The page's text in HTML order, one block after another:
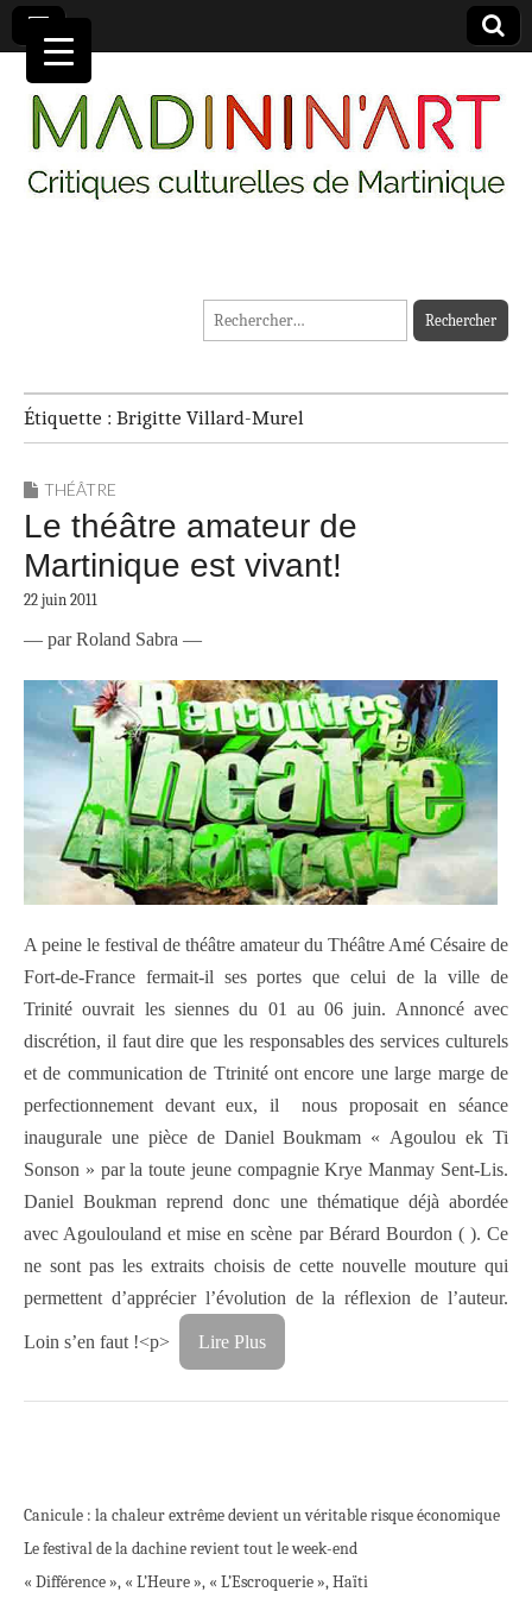
MADININ'ART
Rechercher :
Étiquette : Brigitte Villard-Murel
THÉÂTRE
Le théâtre amateur de
Martinique est vivant!
22 juin 2011
— par Roland Sabra —
A peine le festival de théâtre amateur du Théâtre Amé Césaire de
Fort-de-France fermait-il ses portes que celui de la ville de
Trinité ouvrait les siennes du 01 au 06 juin. Annoncé avec
discrétion, il faut dire que les responsables des services culturels
et de communication de Ttrinité ont encore une large marge de
perfectionnement devant eux, il nous proposait en séance
inaugurale une pièce de Daniel Boukmam « Agoulou ek Ti
Sonson » par la toute jeune compagnie Krye Manmay Sent-Lis.
Daniel Boukman reprend donc une thématique déjà abordée
avec Agoulouland et mise en scène par Bérard Bourdon ( ). Ce
ne sont pas les extraits choisis de cette nouvelle mouture qui
permettent d’apprécier l’évolution de la réflexion de l’auteur.
Loin s’en faut !<p> Lire Plus
Canicule : la chaleur extrême devient un véritable risque économique
Le festival de la dachine revient tout le week-end
« Différence », « L’Heure », « L’Escroquerie », Haïti